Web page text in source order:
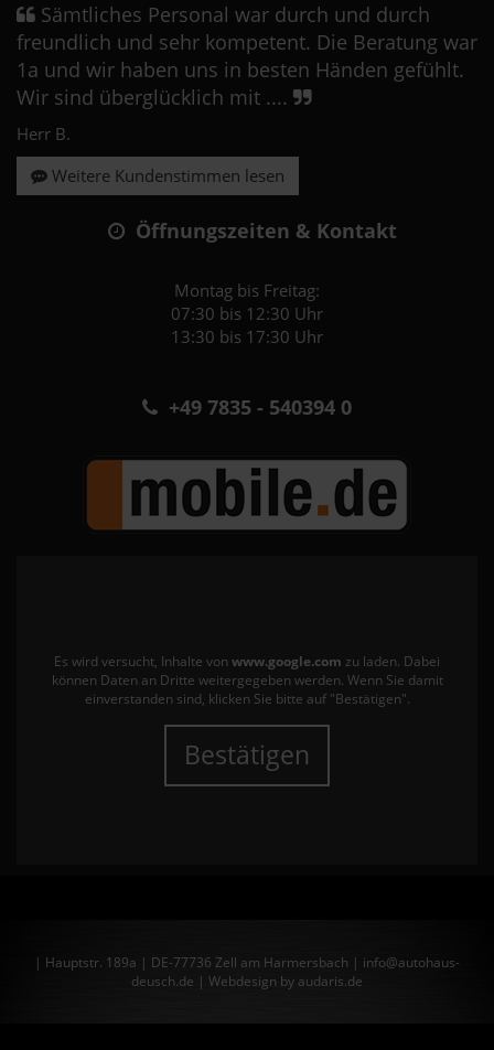
Sämtliches Personal war durch und durch
freundlich und sehr kompetent. Die Beratung war
1a und wir haben uns in besten Händen gefühlt.
Wir sind überglücklich mit ....
Herr B.
Weitere Kundenstimmen lesen
Öffnungszeiten & Kontakt
Montag bis Freitag:
07:30 bis 12:30 Uhr
13:30 bis 17:30 Uhr
+49 7835 - 540394 0
Es wird versucht, Inhalte von www.google.com zu laden. Dabei
können Daten an Dritte weitergegeben werden. Wenn Sie damit
einverstanden sind, klicken Sie bitte auf "Bestätigen".
Bestätigen
| Hauptstr. 189a | DE-77736 Zell am Harmersbach | info@autohaus-
deusch.de | Webdesign by audaris.de